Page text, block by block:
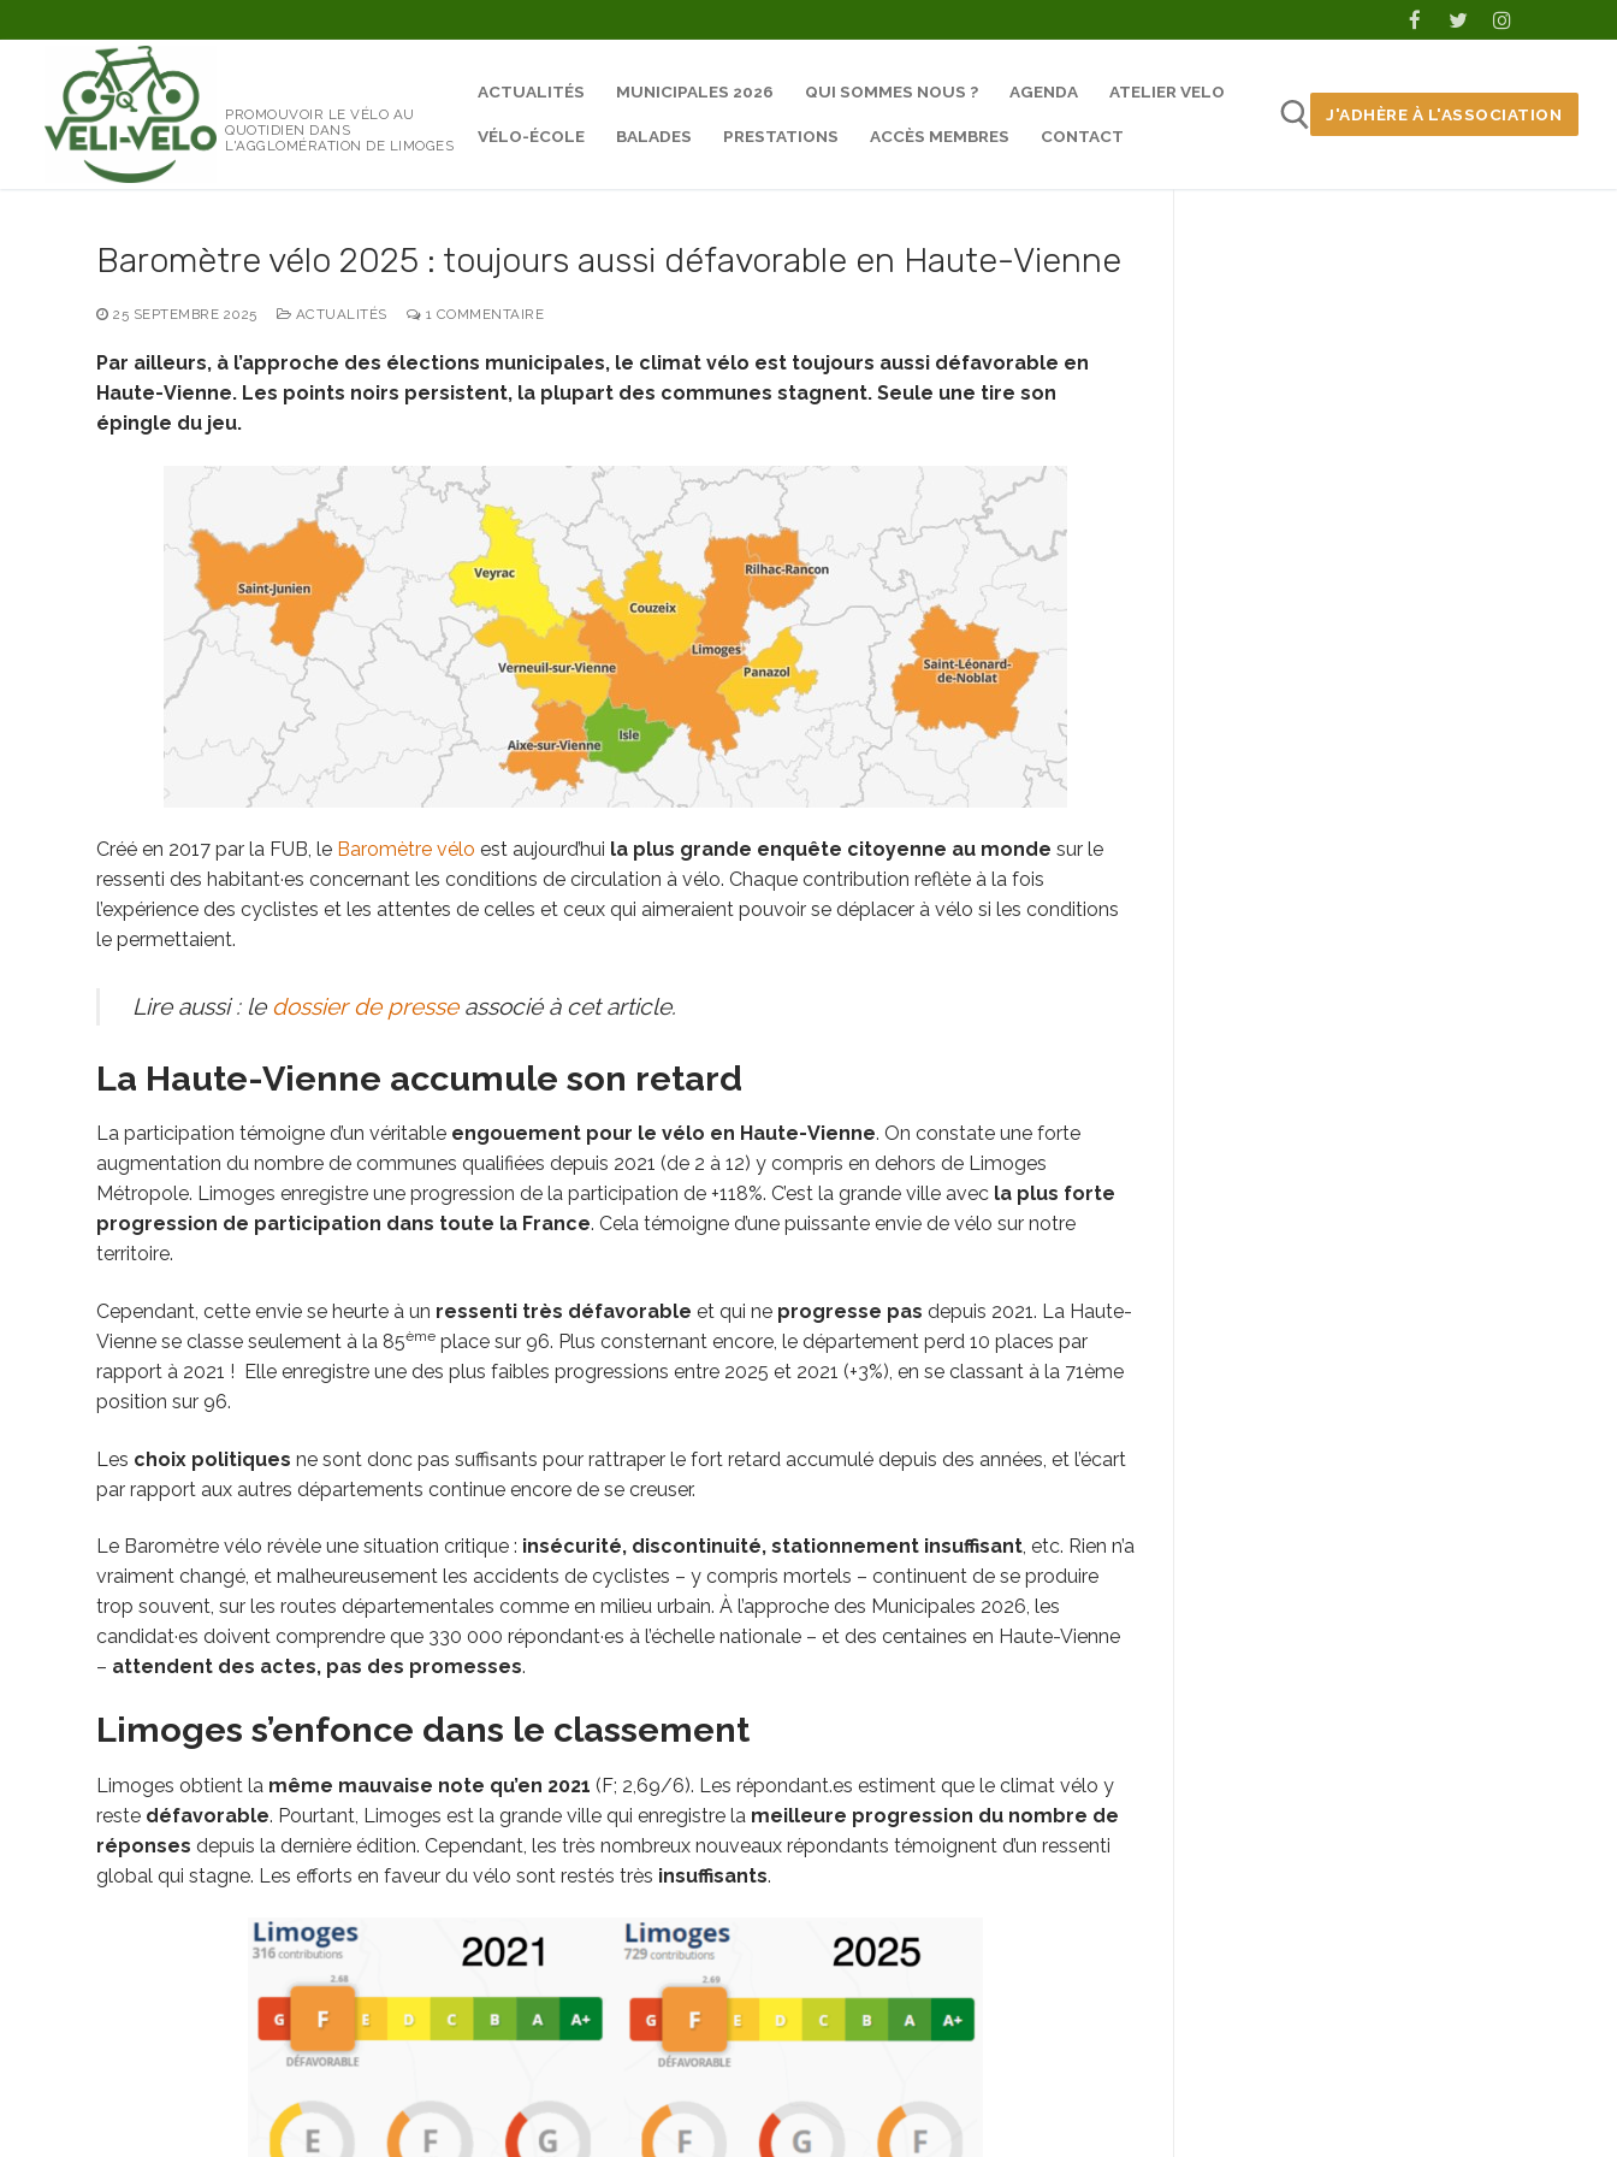
au
contenu
PROMOUVOIR LE VÉLO AU
QUOTIDIEN DANS
L'AGGLOMÉRATION DE LIMOGES
ACTUALITÉS MUNICIPALES 2026 QUI SOMMES NOUS ? AGENDA ATELIER VELO
VÉLO-ÉCOLE BALADES PRESTATIONS ACCÈS MEMBRES CONTACT
J'ADHÈRE À L'ASSOCIATION
Baromètre vélo 2025 : toujours aussi défavorable en Haute-Vienne
25 SEPTEMBRE 2025 ACTUALITÉS 1 COMMENTAIRE
Par ailleurs, à l’approche des élections municipales, le climat vélo est toujours aussi défavorable en
Haute-Vienne. Les points noirs persistent, la plupart des communes stagnent. Seule une tire son
épingle du jeu.
Créé en 2017 par la FUB, le Baromètre vélo est aujourd’hui la plus grande enquête citoyenne au monde sur le
ressenti des habitant·es concernant les conditions de circulation à vélo. Chaque contribution reflète à la fois
l’expérience des cyclistes et les attentes de celles et ceux qui aimeraient pouvoir se déplacer à vélo si les conditions
le permettaient.
Lire aussi : le dossier de presseassocié à cet article.
La Haute-Vienne accumule son retard
La participation témoigne d’un véritable engouement pour le vélo en Haute-Vienne. On constate une forte
augmentation du nombre de communes qualifiées depuis 2021 (de 2 à 12) y compris en dehors de Limoges
Métropole. Limoges enregistre une progression de la participation de +118%. C’est la grande ville avec la plus forte
progression de participation dans toute la France. Cela témoigne d’une puissante envie de vélo sur notre
territoire.
Cependant, cette envie se heurte à un ressenti très défavorable et qui ne progresse pas depuis 2021. La Haute-
Vienne se classe seulement à la 85ème place sur 96. Plus consternant encore, le département perd 10 places par
rapport à 2021 ! Elle enregistre une des plus faibles progressions entre 2025 et 2021 (+3%), en se classant à la 71ème
position sur 96.
Les choix politiques ne sont donc pas suffisants pour rattraper le fort retard accumulé depuis des années, et l’écart
par rapport aux autres départements continue encore de se creuser.
Le Baromètre vélo révèle une situation critique : insécurité, discontinuité, stationnement insuffisant, etc. Rien n’a
vraiment changé, et malheureusement les accidents de cyclistes – y compris mortels – continuent de se produire
trop souvent, sur les routes départementales comme en milieu urbain. À l’approche des Municipales 2026, les
candidat·es doivent comprendre que 330 000 répondant·es à l’échelle nationale – et des centaines en Haute-Vienne
– attendent des actes, pas des promesses.
Limoges s’enfonce dans le classement
Limoges obtient la même mauvaise note qu’en 2021 (F; 2,69/6). Les répondant.es estiment que le climat vélo y
reste défavorable. Pourtant, Limoges est la grande ville qui enregistre la meilleure progression du nombre de
réponses depuis la dernière édition. Cependant, les très nombreux nouveaux répondants témoignent d’un ressenti
global qui stagne. Les efforts en faveur du vélo sont restés très insuffisants.